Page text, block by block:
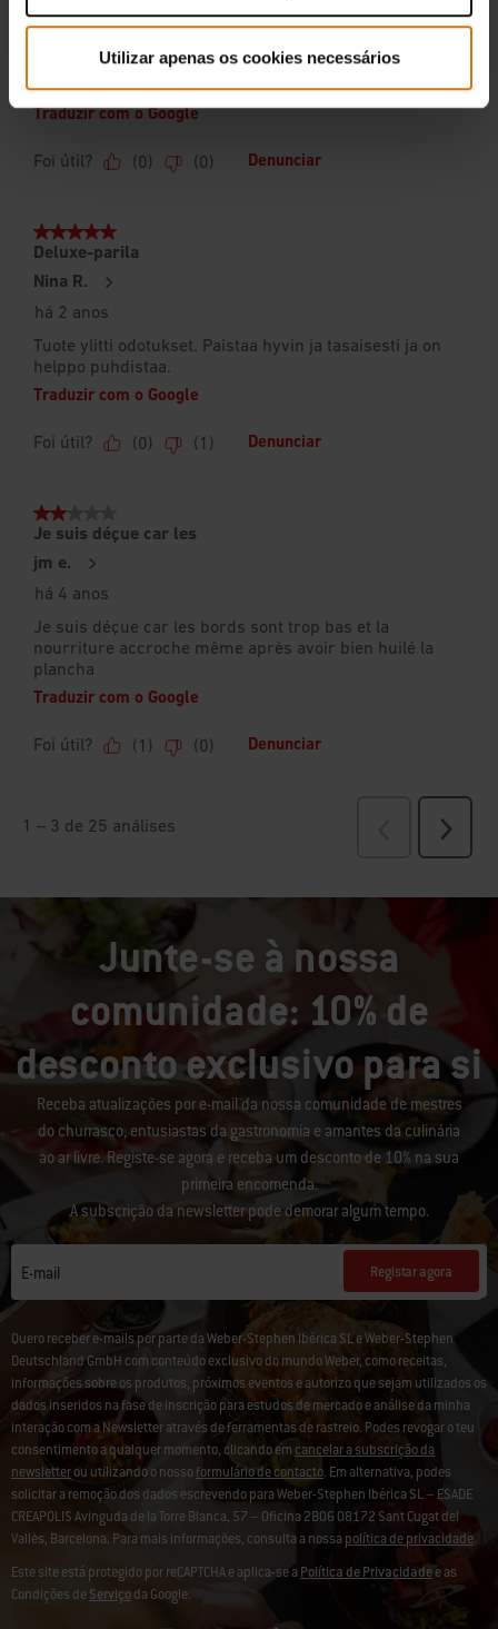
Utilizar apenas os cookies necessários
Junte-se à nossa
comunidade: 10% de
desconto exclusivo para si
Receba atualizações por e-mail da nossa comunidade de mestres
do churrasco, entusiastas da gastronomia e amantes da culinária
ao ar livre. Registe-se agora e receba um desconto de 10% na sua
primeira encomenda.
A subscrição da newsletter pode demorar algum tempo.
E-mail Registar agora
Quero receber e-mails por parte da Weber-Stephen Ibérica SL e Weber-Stephen
Deutschland GmbH com conteúdo exclusivo do mundo Weber, como receitas,
informações sobre os produtos, próximos eventos e autorizo que sejam utilizados os
dados inseridos na fase de inscrição para estudos de mercado e análise da minha
interação com a Newsletter através de ferramentas de rastreio. Podes revogar o teu
consentimento a qualquer momento, clicando em cancelar a subscrição da
newsletterou utilizando o nossoformulário de contacto. Em alternativa, podes
solicitar a remoção dos dados escrevendo para Weber-Stephen Ibérica SL – ESADE
CREAPOLIS Avinguda de la Torre Blanca, 57 – Oficina 2B06 08172 Sant Cugat del
Vallès, Barcelona. Para mais informações, consulta a nossapolítica de privacidade.
Este site está protegido por reCAPTCHA e aplica-se aPolítica de Privacidadee as
Condições deServiçoda Google.